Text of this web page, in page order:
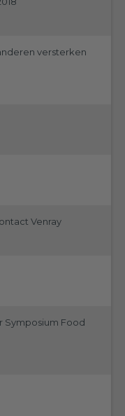
versterken
Venray
Symposium Food